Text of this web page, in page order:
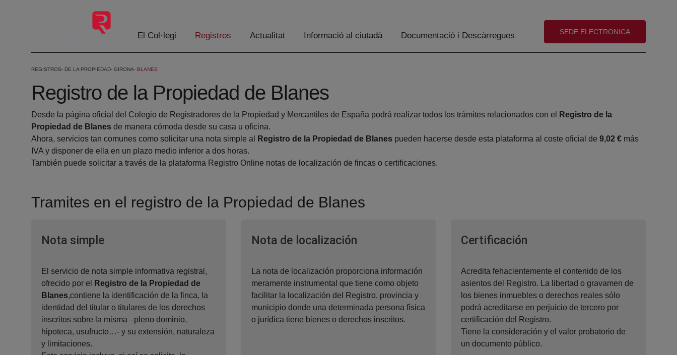
Salta al contingut principal
El Col·legi Registros Actualitat Informació al ciutadà Documentació i Descàrregues (abre en nueva ventana)
SEDE ELECTRONICA
REGISTROS DE LA PROPIEDAD GIRONA BLANES
Registro de la Propiedad de Blanes
Desde la página oficial del Colegio de Registradores de la Propiedad y Mercantiles de España podrá realizar todos los trámites relacionados con el
Registro de la
Propiedad de Blanes de manera cómoda desde su casa u oficina.
Ahora, servicios tan comunes como solicitar una nota simple al
Registro de la Propiedad de Blanes pueden hacerse desde esta plataforma al coste oficial de 9,02 € más
IVA y disponer de ella en un plazo medio inferior a dos horas.
También puede solicitar a través de la plataforma Registro Online notas de localización de fincas o certificaciones.
Tramites en el registro de la Propiedad de Blanes
Nota simpleVentana nueva
El servicio de nota simple informativa registral,
ofrecido por el
Registro de la Propiedad de
Blanes,contiene la identificación de la finca, la
identidad del titular o titulares de los derechos
inscritos sobre la misma –pleno dominio,
hipoteca, usufructo…- y su extensión, naturaleza
y limitaciones.
Nota de localizaciónVentana nueva
La nota de localización proporciona información
meramente instrumental que tiene como objeto
facilitar la localización del Registro, provincia y
municipio donde una determinada persona física
o jurídica tiene bienes o derechos inscritos.
Certificación
Acredita fehacientemente el contenido de los
asientos del Registro. La libertad o gravamen de
los bienes inmuebles o derechos reales sólo
podrá acreditarse en perjuicio de tercero por
certificación del Registro.
Tiene la consideración y el valor probatorio de
un documento público.